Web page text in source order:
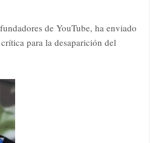
de YouTube, ha enviado
para la desaparición del